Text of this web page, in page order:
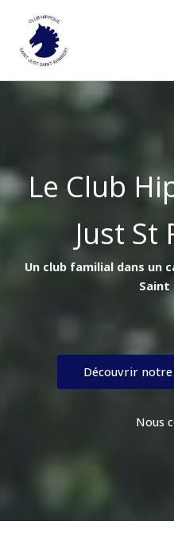
contenu
Le Club
Just St
Un club familial dans un
Saint
Découvrir notre
Nous